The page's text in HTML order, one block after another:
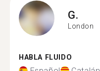
G.
London
HABLA FLUIDO